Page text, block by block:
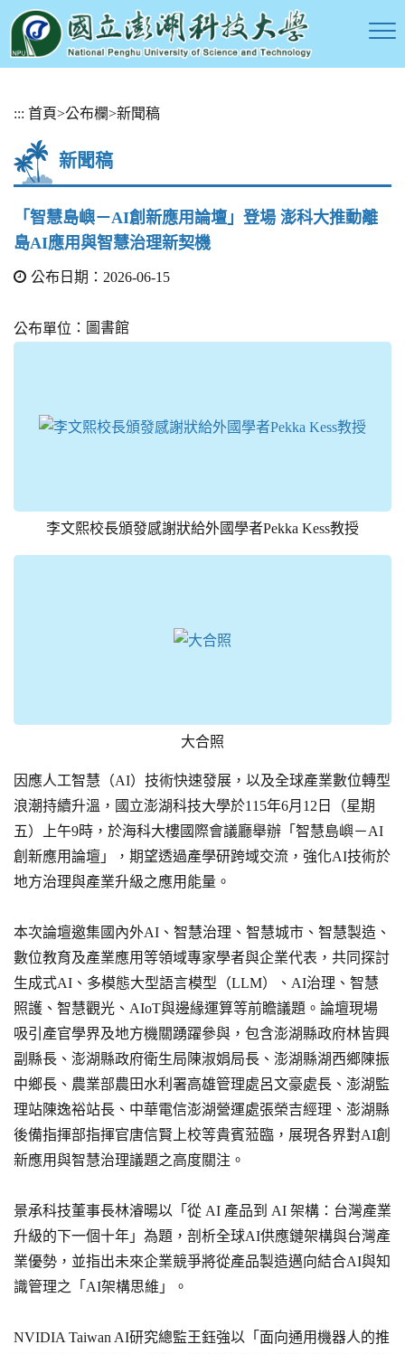
::: 首頁>公布欄>新聞稿
新聞稿
「智慧島嶼－AI創新應用論壇」登場 澎科大推動離
島AI應用與智慧治理新契機
公布日期：2026-06-15
公布單位 ：圖書館
李文熙校長頒發感謝狀給外國學者Pekka Kess教授
大合照
因應人工智慧（AI）技術快速發展，以及全球產業數位轉型
浪潮持續升溫，國立澎湖科技大學於115年6月12日（星期
五）上午9時，於海科大樓國際會議廳舉辦「智慧島嶼－AI
創新應用論壇」，期望透過產學研跨域交流，強化AI技術於
地方治理與產業升級之應用能量。
本次論壇邀集國內外AI、智慧治理、智慧城市、智慧製造、
數位教育及產業應用等領域專家學者與企業代表，共同探討
生成式AI、多模態大型語言模型（LLM）、AI治理、智慧
照護、智慧觀光、AIoT與邊緣運算等前瞻議題。論壇現場
吸引產官學界及地方機關踴躍參與，包含澎湖縣政府林皆興
副縣長、澎湖縣政府衛生局陳淑娟局長、澎湖縣湖西鄉陳振
中鄉長、農業部農田水利署高雄管理處呂文豪處長、澎湖監
理站陳逸裕站長、中華電信澎湖營運處張榮吉經理、澎湖縣
後備指揮部指揮官唐信賢上校等貴賓蒞臨，展現各界對AI創
新應用與智慧治理議題之高度關注。
景承科技董事長林濬暘以「從 AI 產品到 AI 架構：台灣產業
升級的下一個十年」為題，剖析全球AI供應鏈架構與台灣產
業優勢，並指出未來企業競爭將從產品製造邁向結合AI與知
識管理之「AI架構思維」。
NVIDIA Taiwan AI研究總監王鈺強以「面向通用機器人的推